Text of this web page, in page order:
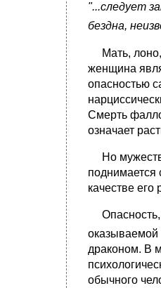
"...следует
бездна,
Мать, лоно,
женщина
опасностью
Смерть
означает
Но
поднимается
качестве
Опасность,
оказываемой
драконом. В
обычного